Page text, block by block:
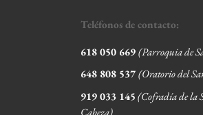
Teléfonos de contacto:
618 050 669 (Parroquia de
648 808 537 (Oratorio del
919 033 145 (Cofradía de la
Cabeza)